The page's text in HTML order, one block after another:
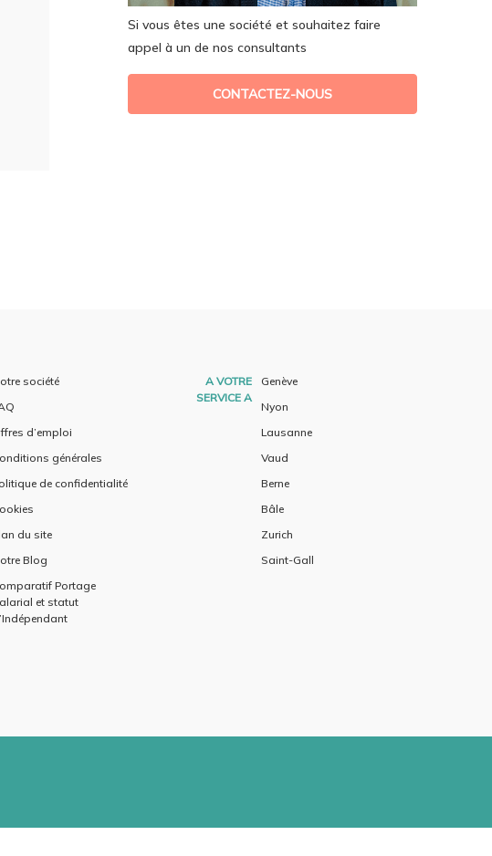
Si vous êtes une société et souhaitez faire
appel à un de nos consultants
CONTACTEZ-NOUS
société
d’emploi
générales
de confidentialité
du site
Blog
Portage
et statut
A VOTRE
SERVICE A
Genève
Nyon
Lausanne
Vaud
Berne
Bâle
Zurich
Saint-Gall